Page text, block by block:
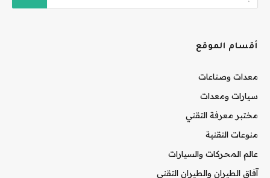
أقسام الموقع
معدات وصناعات
سيارات ومعدات
مختبر معرفة التقني
منوعات التقنية
عالم المحركات والسيارات
آفاق الطيران والطيران التقني